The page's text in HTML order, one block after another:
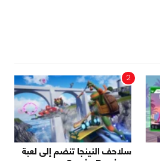
2
سلاحف النينجا تنضم إلى لعبة